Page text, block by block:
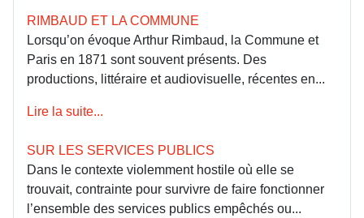
RIMBAUD ET LA COMMUNE
Lorsqu’on évoque Arthur Rimbaud, la Commune et
Paris en 1871 sont souvent présents. Des
productions, littéraire et audiovisuelle, récentes en...
Lire la suite...
SUR LES SERVICES PUBLICS
Dans le contexte violemment hostile où elle se
trouvait, contrainte pour survivre de faire fonctionner
l’ensemble des services publics empêchés ou...